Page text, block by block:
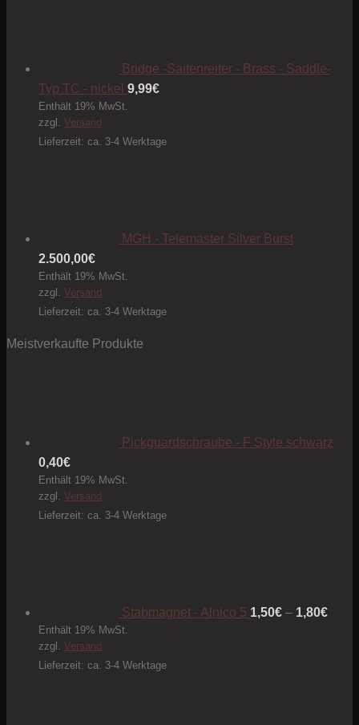
Bridge -Saitenreiter - Brass - Saddle-
Typ TC - nickel 9,99€
Enthält 19% MwSt.
zzgl. Versand
Lieferzeit: ca. 3-4 Werktage
MGH - Telemaster Silver Burst
2.500,00€
Enthält 19% MwSt.
zzgl. Versand
Lieferzeit: ca. 3-4 Werktage
Meistverkaufte Produkte
Pickguardschraube - F Style schwarz
0,40€
Enthält 19% MwSt.
zzgl. Versand
Lieferzeit: ca. 3-4 Werktage
Stabmagnet - Alnico 5 1,50€ – 1,80€1,80€
Enthält 19% MwSt.
zzgl. Versand
Lieferzeit: ca. 3-4 Werktage